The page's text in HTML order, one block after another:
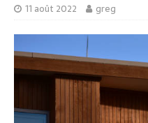
11 août 2022 greg